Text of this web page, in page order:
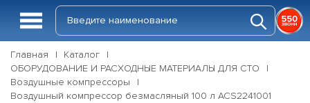
Главная
Каталог
ОБОРУДОВАНИЕ И РАСХОДНЫЕ МАТЕРИАЛЫ ДЛЯ СТО
Воздушные компрессоры
Воздушный компрессор безмасляный 100 л ACS2241001